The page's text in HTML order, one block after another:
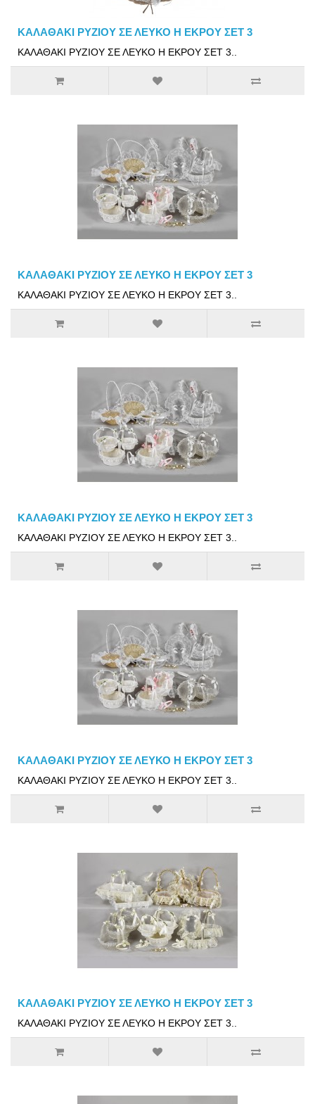
ΚΑΛΑΘΑΚΙ ΡΥΖΙΟΥ ΣΕ ΛΕΥΚΟ Η ΕΚΡΟΥ ΣΕΤ 3
ΚΑΛΑΘΑΚΙ ΡΥΖΙΟΥ ΣΕ ΛΕΥΚΟ Η ΕΚΡΟΥ ΣΕΤ 3..
ΚΑΛΑΘΑΚΙ ΡΥΖΙΟΥ ΣΕ ΛΕΥΚΟ Η ΕΚΡΟΥ ΣΕΤ 3
ΚΑΛΑΘΑΚΙ ΡΥΖΙΟΥ ΣΕ ΛΕΥΚΟ Η ΕΚΡΟΥ ΣΕΤ 3..
ΚΑΛΑΘΑΚΙ ΡΥΖΙΟΥ ΣΕ ΛΕΥΚΟ Η ΕΚΡΟΥ ΣΕΤ 3
ΚΑΛΑΘΑΚΙ ΡΥΖΙΟΥ ΣΕ ΛΕΥΚΟ Η ΕΚΡΟΥ ΣΕΤ 3..
ΚΑΛΑΘΑΚΙ ΡΥΖΙΟΥ ΣΕ ΛΕΥΚΟ Η ΕΚΡΟΥ ΣΕΤ 3
ΚΑΛΑΘΑΚΙ ΡΥΖΙΟΥ ΣΕ ΛΕΥΚΟ Η ΕΚΡΟΥ ΣΕΤ 3..
ΚΑΛΑΘΑΚΙ ΡΥΖΙΟΥ ΣΕ ΛΕΥΚΟ Η ΕΚΡΟΥ ΣΕΤ 3
ΚΑΛΑΘΑΚΙ ΡΥΖΙΟΥ ΣΕ ΛΕΥΚΟ Η ΕΚΡΟΥ ΣΕΤ 3..